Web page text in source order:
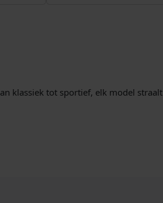
klassiek tot sportief, elk model straalt